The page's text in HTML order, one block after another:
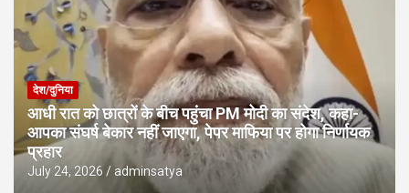
देश/दुनिया
आधी रात को छात्रों के बीच पहुंचा PM मोदी का संदेश, कहा-
आपका संघर्ष बेकार नहीं जाएगा, पेपर माफिया पर होगा निर्णायक
प्रहार
July 24, 2026 adminsatya